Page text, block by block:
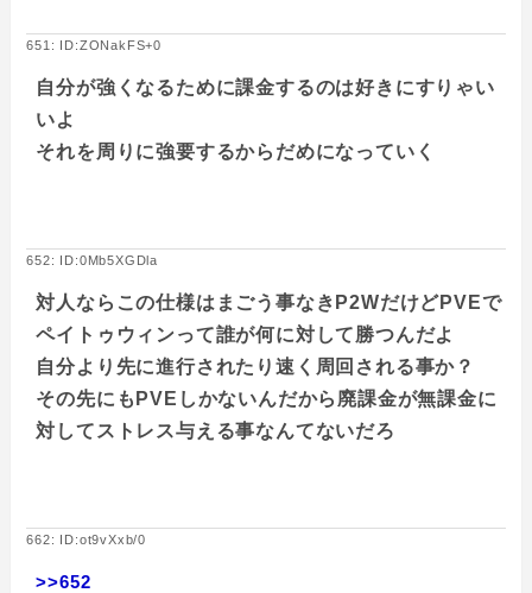
651: ID:ZONakFS+0
自分が強くなるために課金するのは好きにすりゃい
いよ
それを周りに強要するからだめになっていく
652: ID:0Mb5XGDla
対人ならこの仕様はまごう事なきP2WだけどPVEで
ペイトゥウィンって誰が何に対して勝つんだよ
自分より先に進行されたり速く周回される事か？
その先にもPVEしかないんだから廃課金が無課金に
対してストレス与える事なんてないだろ
662: ID:ot9vXxb/0
>>652